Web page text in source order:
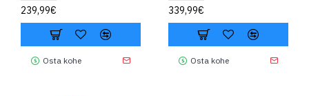
239,99€
Osta kohe
339,99€
Osta kohe